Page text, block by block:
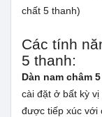
chất 5 thanh)
Các tính
5 thanh:
Dàn nam châm
cài đặt ở bất kỳ
được tiếp xúc với